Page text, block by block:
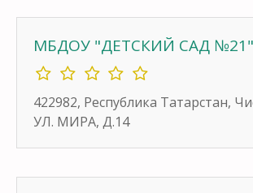
МБДОУ "ДЕТСКИЙ САД №21"
422982, Республика Татарстан,
УЛ. МИРА, Д.14